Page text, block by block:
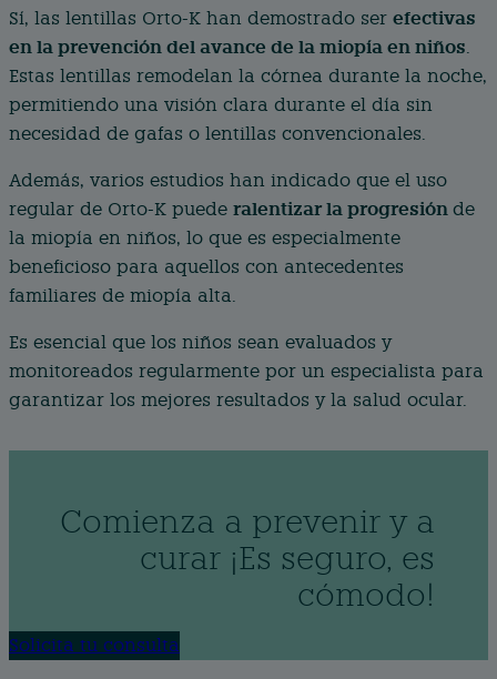
Sí, las lentillas Orto-K han demostrado ser efectivas
en la prevención del avance de la miopía en niños
Estas lentillas remodelan la córnea durante la noche,
permitiendo una visión clara durante el día sin
necesidad de gafas o lentillas convencionales.
Además, varios estudios han indicado que el uso
regular de Orto-K puede ralentizar la progresión de
la miopía en niños, lo que es especialmente
beneficioso para aquellos con antecedentes
familiares de miopía alta.
Es esencial que los niños sean evaluados y
monitoreados regularmente por un especialista para
garantizar los mejores resultados y la salud ocular.
Comienza a prevenir y a
curar ¡Es seguro, es
cómodo!
Solicita tu consulta